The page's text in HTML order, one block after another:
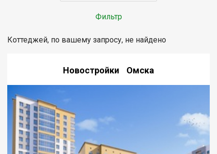
Фильтр
Коттеджей, по вашему запросу, не найдено
Новостройки Омска